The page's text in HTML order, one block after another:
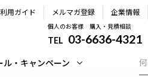
用ガイド メルマガ登録 企業情報
個人のお客様 購入・見積相談
TEL 03-6636-4321
ル・キャンペーン